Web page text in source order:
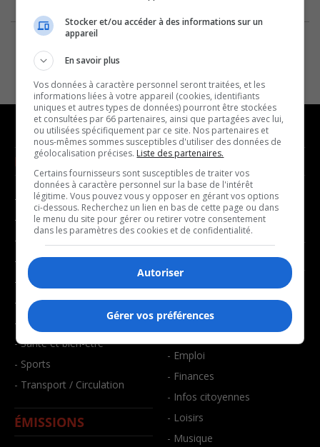
NOUVELLES
- Affaires municipales
- Communauté / Social
- Culture
- Économie
- Éducation
- Environnement
- Faits divers
- Santé et bien-être
- Sports
- Transport / Circulation
ÉMISSIONS
MUSIQUE
- Décompte franco
- Joué récemment
BALADOS
- Art de vivre
- Bien-être
- Emploi
- Finances
- Infos citoyennes
- Loisirs
- Musique
Stocker et/ou accéder à des informations sur un
appareil
En savoir plus
Vos données à caractère personnel seront traitées, et les
informations liées à votre appareil (cookies, identifiants
uniques et autres types de données) pourront être stockées
et consultées par 66 partenaires, ainsi que partagées avec lui,
ou utilisées spécifiquement par ce site. Nos partenaires et
nous-mêmes sommes susceptibles d'utiliser des données de
géolocalisation précises. Liste des partenaires.
Certains fournisseurs sont susceptibles de traiter vos
données à caractère personnel sur la base de l'intérêt
légitime. Vous pouvez vous y opposer en gérant vos options
ci-dessous. Recherchez un lien en bas de cette page ou dans
le menu du site pour gérer ou retirer votre consentement
dans les paramètres des cookies et de confidentialité.
Autoriser
Gérer vos préférences